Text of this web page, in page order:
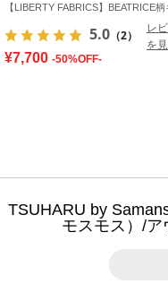
5.0 （2）
レ
を
¥7,700 -50%OFF-
TSUHARU by
モスモス）/